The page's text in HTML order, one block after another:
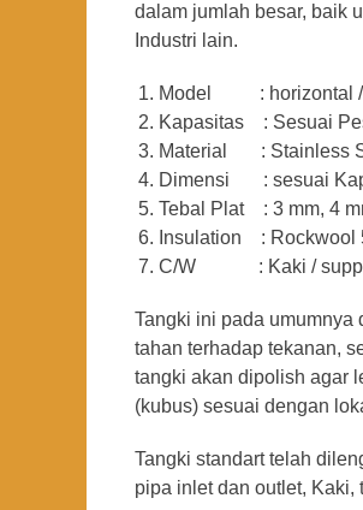
dalam jumlah besar, baik
Industri lain.
Model : horizontal /
Kapasitas : Sesuai
Material : Stainless
Dimensi : sesuai
Tebal Plat : 3 mm, 4
Insulation : Rockwool
C/W : Kaki / support,
Tangki ini pada umumnya
tahan terhadap tekanan,
tangki akan dipolish agar
(kubus) sesuai dengan
Tangki standart telah
pipa inlet dan outlet, Kaki,